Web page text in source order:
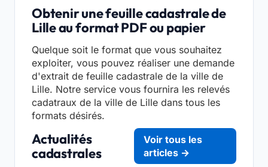
Obtenir une feuille cadastrale de
Lille au format PDF ou papier
Quelque soit le format que vous souhaitez
exploiter, vous pouvez réaliser une demande
d'extrait de feuille cadastrale de la ville de
Lille. Notre service vous fournira les relevés
cadatraux de la ville de Lille dans tous les
formats désirés.
Actualités
cadastrales
Voir tous les
articles →